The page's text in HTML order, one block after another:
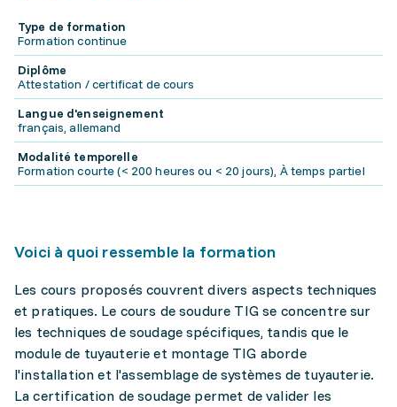
Type de formation
Formation continue
Diplôme
Attestation / certificat de cours
Langue d'enseignement
français, allemand
Modalité temporelle
Formation courte (< 200 heures ou < 20 jours), À temps partiel
Voici à quoi ressemble la formation
Les cours proposés couvrent divers aspects techniques
et pratiques. Le cours de soudure TIG se concentre sur
les techniques de soudage spécifiques, tandis que le
module de tuyauterie et montage TIG aborde
l'installation et l'assemblage de systèmes de tuyauterie.
La certification de soudage permet de valider les